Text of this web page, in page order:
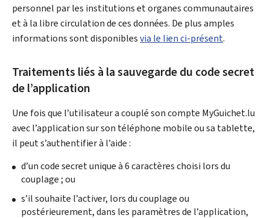
personnel par les institutions et organes communautaires
et à la libre circulation de ces données. De plus amples
informations sont disponiblesvia le lien ci-présent.
Traitements liés à la sauvegarde du code secret
de l’application
Une fois que l’utilisateur a couplé son compte MyGuichet.lu
avec l’application sur son téléphone mobile ou sa tablette,
il peut s’authentifier à l’aide :
d’un code secret unique à 6 caractères choisi lors du
couplage ; ou
s’il souhaite l’activer, lors du couplage ou
postérieurement, dans les paramètres de l’application,